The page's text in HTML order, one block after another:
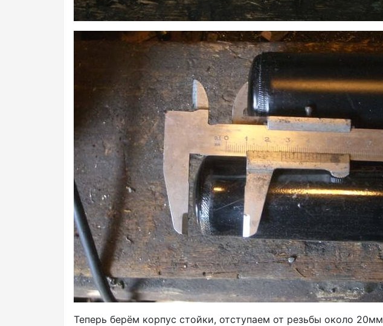
Теперь берём корпус стойки, отступаем от резьбы около 20мм